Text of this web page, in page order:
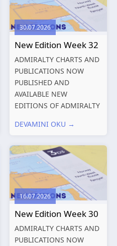
Environmental
Compliance...
30.07.2026
New Edition Week 32
ADMIRALTY CHARTS AND
PUBLICATIONS NOW
PUBLISHED AND
AVAILABLE NEW
EDITIONS OF ADMIRALTY
PUBLICATIONS New
Charts published 06
August 2026 Chart Title,
limits and other remarks
1602 China – Chang...
DEVAMINI OKU →
16.07.2026
New Edition Week 30
ADMIRALTY CHARTS AND
PUBLICATIONS NOW